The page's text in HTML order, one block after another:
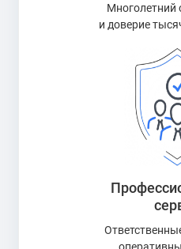
Многолетний
и доверие